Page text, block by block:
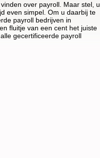
over payroll. Maar stel, u
even simpel. Om u daarbij te
payroll bedrijven in
fluitje van een cent het juiste
gecertificeerde payroll